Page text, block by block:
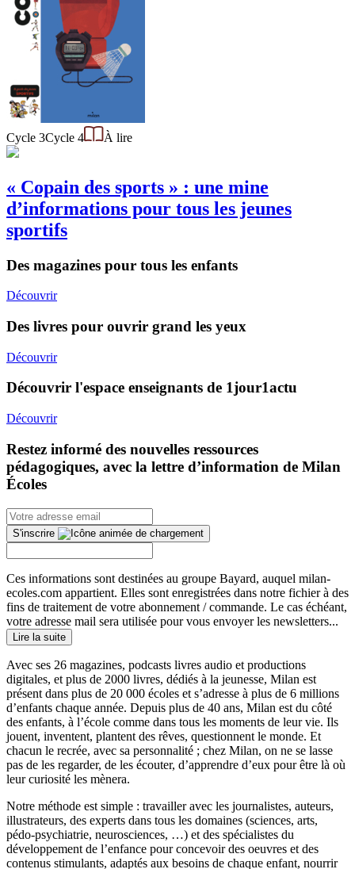
Cycle 3Cycle 4 À lire
« Copain des sports » : une mine
d’informations pour tous les jeunes
sportifs
Des magazines pour tous les enfants
Découvrir
Des livres pour ouvrir grand les yeux
Découvrir
Découvrir l'espace enseignants de 1jour1actu
Découvrir
Restez informé des nouvelles ressources
pédagogiques, avec la lettre d’information de Milan
Écoles
S'inscrire
Ces informations sont destinées au groupe Bayard, auquel milan-
ecoles.com appartient. Elles sont enregistrées dans notre fichier à des
fins de traitement de votre abonnement / commande. Le cas échéant,
votre adresse mail sera utilisée pour vous envoyer les newsletters...
Lire la suite
Avec ses 26 magazines, podcasts livres audio et productions
digitales, et plus de 2000 livres, dédiés à la jeunesse, Milan est
présent dans plus de 20 000 écoles et s’adresse à plus de 6 millions
d’enfants chaque année. Depuis plus de 40 ans, Milan est du côté
des enfants, à l’école comme dans tous les moments de leur vie. Ils
jouent, inventent, plantent des rêves, questionnent le monde. Et
chacun le recrée, avec sa personnalité ; chez Milan, on ne se lasse
pas de les regarder, de les écouter, d’apprendre d’eux pour être là où
leur curiosité les mènera.
Notre méthode est simple : travailler avec les journalistes, auteurs,
illustrateurs, des experts dans tous les domaines (sciences, arts,
pédo-psychiatrie, neurosciences, …) et des spécialistes du
développement de l’enfance pour concevoir des oeuvres et des
contenus stimulants, adaptés aux besoins de chaque enfant, nourrir